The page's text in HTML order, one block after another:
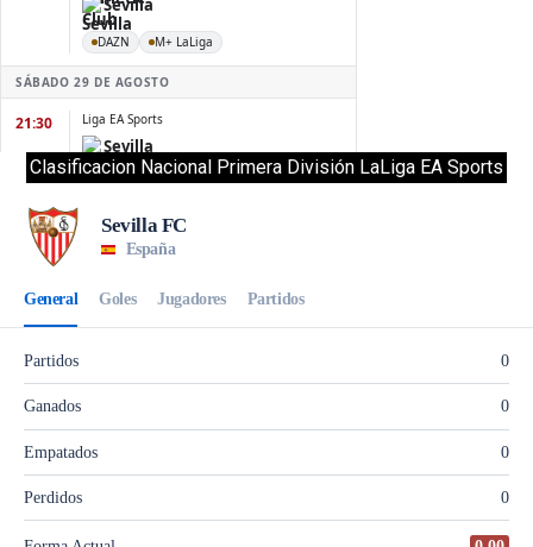
Clasificacion Nacional Primera División LaLiga EA Sports